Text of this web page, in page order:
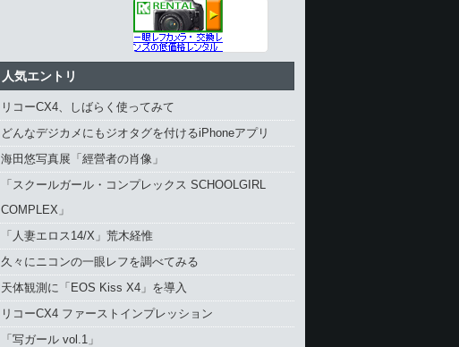
人気エントリ
リコーCX4、しばらく使ってみて
どんなデジカメにもジオタグを付けるiPhoneアプリ
海田悠写真展「經營者の肖像」
「スクールガール・コンプレックス SCHOOLGIRL
COMPLEX」
「人妻エロス14/X」荒木経惟
久々にニコンの一眼レフを調べてみる
天体観測に「EOS Kiss X4」を導入
リコーCX4 ファーストインプレッション
「写ガール vol.1」